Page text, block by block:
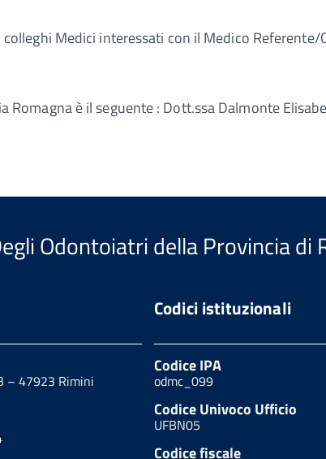
Medici interessati con il Medico
Romagna è il seguente : Dott.ssa Dalmonte
Odontoiatri della Provincia di
– 47923 Rimini
Codici istituzionali
Codice IPA
odmc_099
Codice Univoco Ufficio
UFBN05
Codice fiscale